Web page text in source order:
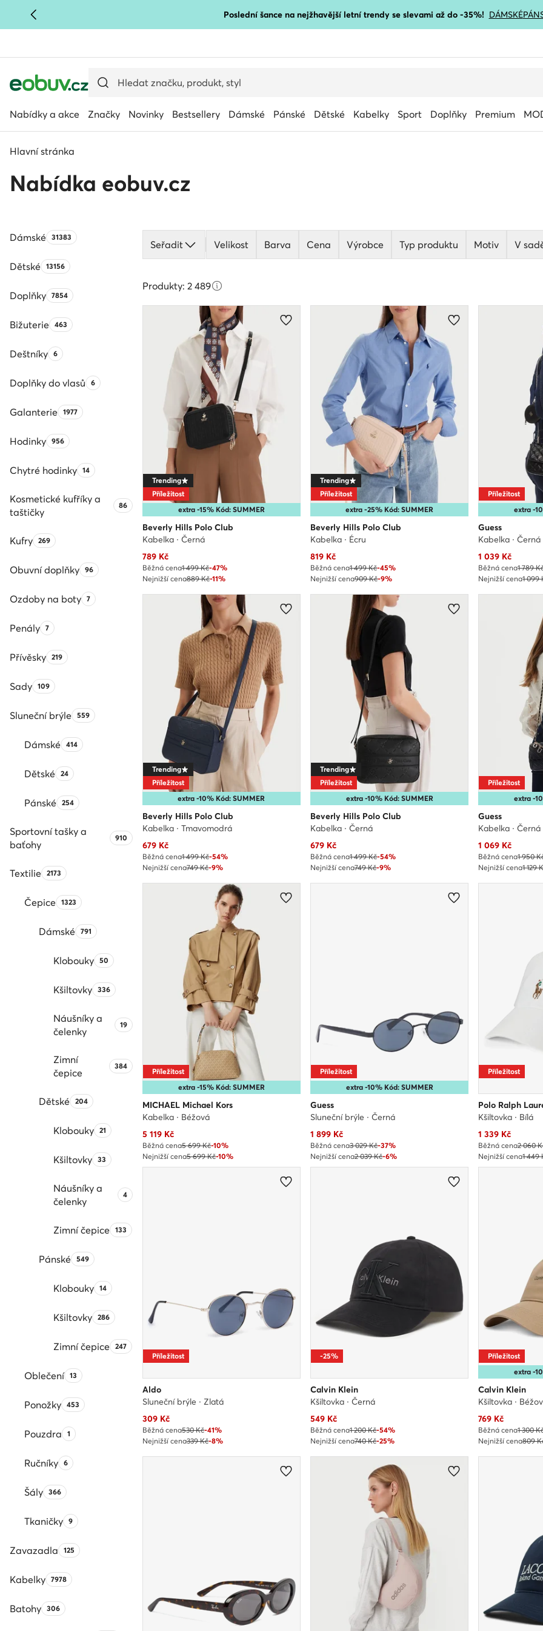
PŘEJÍT NA HLAVNÍ OBSAH Poslední šance na nejžhavější letní trendy se slevami až do -35%! DÁMSKÉ
Nabídky a akce Značky Novinky Bestsellery Dámské Pánské Dětské Kabelky Sport Doplňky Premium
Hlavní stránka
Nabídka eobuv.cz
DámskéPočet produktů:
31383
DětskéPočet produktů:
13156
DoplňkyPočet produktů:
7854
BižuteriePočet produktů:
463
DeštníkyPočet produktů:
6
Doplňky do vlasůPočet produktů:
6
GalanteriePočet produktů:
1977
HodinkyPočet produktů:
956
Chytré hodinkyPočet produktů:
14
Kosmetické kufříky a
taštičky
Počet produktů:
86
KufryPočet produktů:
269
Obuvní doplňkyPočet produktů:
96
Ozdoby na botyPočet produktů:
7
PenályPočet produktů:
7
PřívěskyPočet produktů:
219
SadyPočet produktů:
109
Sluneční brýlePočet produktů:
559
DámskéPočet produktů:
414
DětskéPočet produktů:
24
PánskéPočet produktů:
254
Sportovní tašky a
baťohy
Počet produktů:
910
TextiliePočet produktů:
2173
ČepicePočet produktů:
1323
DámskéPočet produktů:
791
KloboukyPočet produktů:
50
KšiltovkyPočet produktů:
336
Náušníky a
čelenky
Počet produktů:
19
Zimní
čepice
Počet produktů:
384
DětskéPočet produktů:
204
KloboukyPočet produktů:
21
KšiltovkyPočet produktů:
33
Náušníky a
čelenky
Počet produktů:
4
Zimní čepicePočet produktů:
133
PánskéPočet produktů:
549
KloboukyPočet produktů:
14
KšiltovkyPočet produktů:
286
Zimní čepicePočet produktů:
247
OblečeníPočet produktů:
13
PonožkyPočet produktů:
453
PouzdraPočet produktů:
1
RučníkyPočet produktů:
6
ŠályPočet produktů:
366
TkaničkyPočet produktů:
9
ZavazadlaPočet produktů:
125
KabelkyPočet produktů:
7978
BatohyPočet produktů:
306
Seřadit Velikost Barva Cena Výrobce Typ produktu Motiv V
Produkty: 2 489
extra -15% Kód: SUMMER
Trending
Příležitost
Beverly Hills Polo Club
Kabelka · Černá
Aktuální cena
789Kč
Běžná cena1 499 Kč-47%
Nejnižší cena889 Kč-11%
extra -25% Kód: SUMMER
Trending
Příležitost
Beverly Hills Polo Club
Kabelka · Écru
Aktuální cena
819Kč
Běžná cena1 499 Kč-45%
Nejnižší cena909 Kč-9%
extra -
Příležitost
Guess
Kabelka · Černá
Aktuální cena
1 039 Kč
Běžná cena1 789
Nejnižší cena1 099
extra -10% Kód: SUMMER
Trending
Příležitost
Beverly Hills Polo Club
Kabelka · Tmavomodrá
Aktuální cena
679Kč
Běžná cena1 499 Kč-54%
Nejnižší cena749 Kč-9%
extra -10% Kód: SUMMER
Trending
Příležitost
Beverly Hills Polo Club
Kabelka · Černá
Aktuální cena
679Kč
Běžná cena1 499 Kč-54%
Nejnižší cena749 Kč-9%
extra -
Příležitost
Guess
Kabelka · Černá
Aktuální cena
1 069 Kč
Běžná cena1 950
Nejnižší cena1 129
extra -15% Kód: SUMMER
Příležitost
MICHAEL Michael Kors
Kabelka · Béžová
Aktuální cena
5 119Kč
Běžná cena5 699 Kč-10%
Nejnižší cena5 699 Kč-10%
extra -10% Kód: SUMMER
Příležitost
Guess
Sluneční brýle · Černá
Aktuální cena
1 899Kč
Běžná cena3 029 Kč-37%
Nejnižší cena2 039 Kč-6%
Příležitost
Polo Ralph
Kšiltovka · Bílá
Aktuální cena
1 339 Kč
Běžná cena2 060
Nejnižší cena1 449
Příležitost
Aldo
Sluneční brýle · Zlatá
Aktuální cena
309Kč
Běžná cena530 Kč-41%
Nejnižší cena339 Kč-8%
-25%
Calvin Klein
Kšiltovka · Černá
Aktuální cena
549Kč
Běžná cena1 200 Kč-54%
Nejnižší cena740 Kč-25%
extra -
Příležitost
Calvin Klein
Kšiltovka ·
Aktuální cena
769 Kč
Běžná cena1 300
Nejnižší cena809